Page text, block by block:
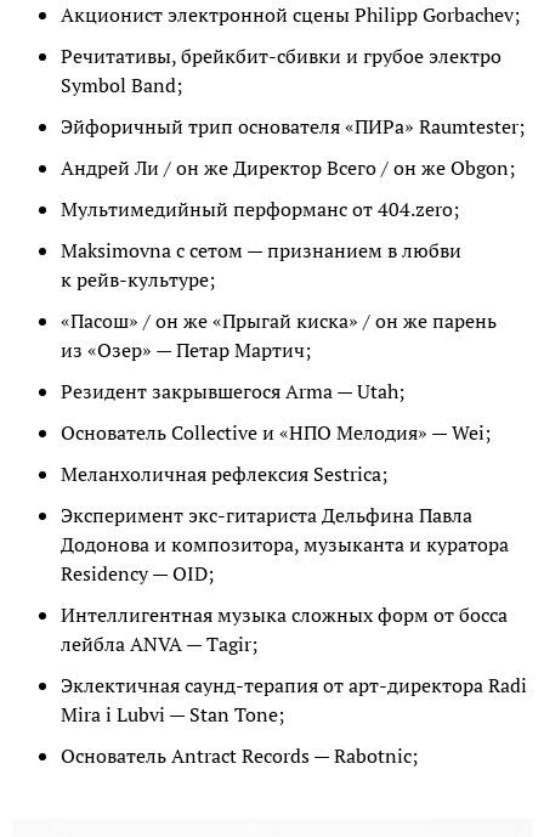
Акционист электронной сцены Philipp Gorbachev;
Речитативы, брейкбит-сбивки и грубое электро
Symbol Band;
Эйфоричный трип основателя «ПИРа» Raumtester;
Андрей Ли / он же Директор Всего / он же Obgon;
Мультимедийный перформанс от 404.zero;
Maksimovna с сетом — признанием в любви
к рейв-культуре;
«Пасош» / он же «Прыгай киска» / он же парень
из «Озер» — Петар Мартич;
Резидент закрывшегося Arma — Utah;
Основатель Collective и «НПО Мелодия» — Wei;
Меланхоличная рефлексия Sestrica;
Эксперимент экс-гитариста Дельфина Павла
Додонова и композитора, музыканта и куратора
Residency — OID;
Интеллигентная музыка сложных форм от босса
лейбла ANVA — Tagir;
Эклектичная саунд-терапия от арт-директора Radi
Mira i Lubvi — Stan Tone;
Основатель Antract Records — Rabotnic;